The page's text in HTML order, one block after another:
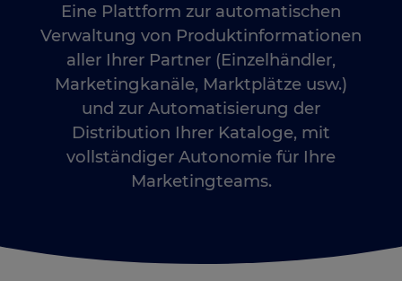
Eine Plattform zur automatischen
Verwaltung von Produktinformationen
aller Ihrer Partner (Einzelhändler,
Marketingkanäle, Marktplätze usw.)
und zur Automatisierung der
Distribution Ihrer Kataloge, mit
vollständiger Autonomie für Ihre
Marketingteams.